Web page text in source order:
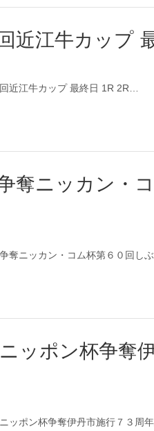
近江牛カップ
近江牛カップ 最終日 1R 2R…
奪ニッカン・
奪ニッカン・コム杯第６０回し
ッポン杯争奪
ッポン杯争奪伊丹市施行７３周